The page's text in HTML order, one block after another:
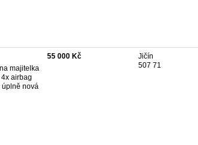
majitelka
airbag
úplně nová
55 000 Kč
Jičín
507 71